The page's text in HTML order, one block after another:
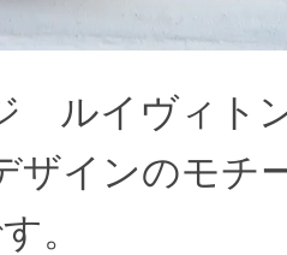
ルイヴィト
ザインのモチ
。